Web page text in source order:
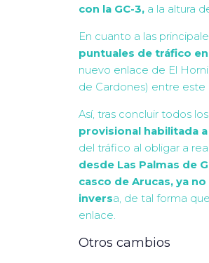
con la GC-3, a la altura
En cuanto a las
puntuales de tráfico
nuevo enlace de El
de Cardones) entre este
Así, tras concluir todos
provisional habilitada
del tráfico al obligar a
desde Las Palmas de
casco de Arucas, ya
inversa, de tal forma
enlace.
Otros cambios